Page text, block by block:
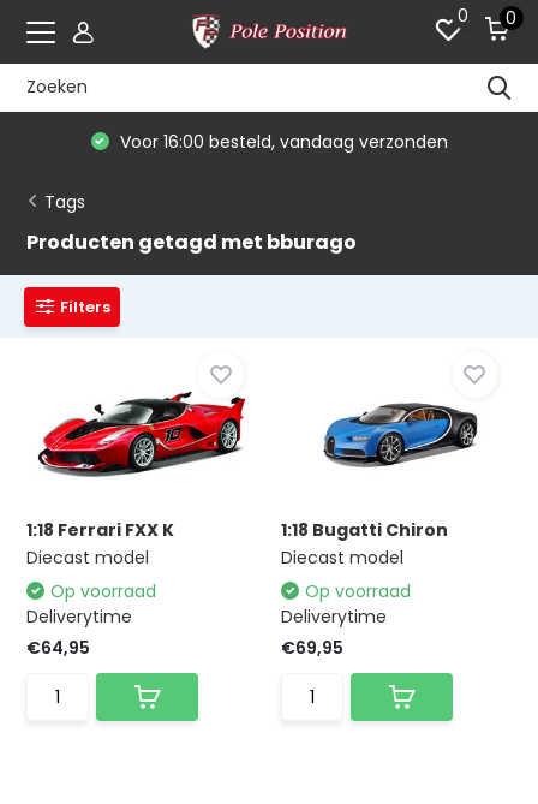
0 0
Voor 16:00 besteld, vandaag verzonden
Tags
Producten getagd met bburago
Filters
1:18 Ferrari FXX K
Diecast model
Op voorraad
Deliverytime
€64,95
1:18 Bugatti Chiron
Diecast model
Op voorraad
Deliverytime
€69,95